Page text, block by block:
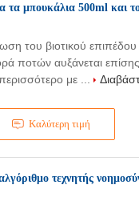
τα μπουκάλια 500ml και
Καλύτερη τιμή
του βιοτικού επιπέδου
ποτών αυξάνεται
με ...
τεχνητής